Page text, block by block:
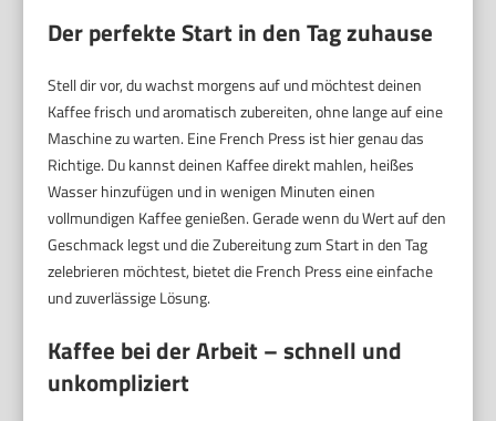
Der perfekte Start in den Tag zuhause
Stell dir vor, du wachst morgens auf und möchtest deinen
Kaffee frisch und aromatisch zubereiten, ohne lange auf eine
Maschine zu warten. Eine French Press ist hier genau das
Richtige. Du kannst deinen Kaffee direkt mahlen, heißes
Wasser hinzufügen und in wenigen Minuten einen
vollmundigen Kaffee genießen. Gerade wenn du Wert auf den
Geschmack legst und die Zubereitung zum Start in den Tag
zelebrieren möchtest, bietet die French Press eine einfache
und zuverlässige Lösung.
Kaffee bei der Arbeit – schnell und
unkompliziert